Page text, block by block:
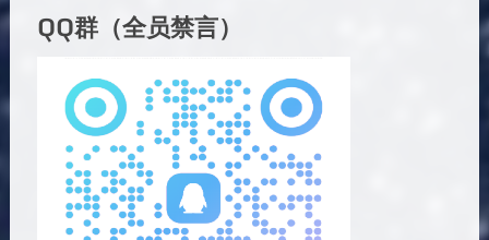
QQ群（全员禁言）